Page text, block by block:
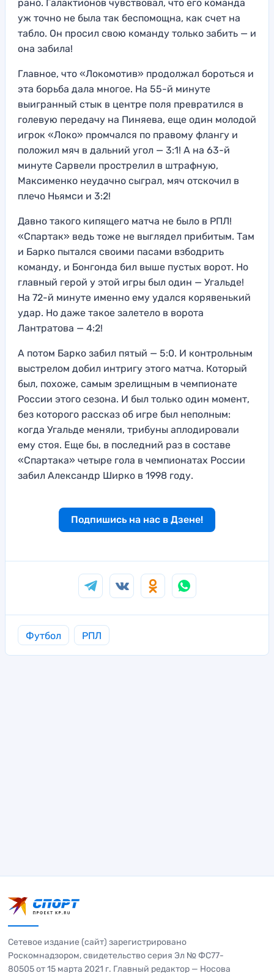
рано. Галактионов чувствовал, что его команда
уж точно не была так беспомощна, как счет на
табло. Он просил свою команду только забить — и
она забила!
Главное, что «Локомотив» продолжал бороться и
эта борьба дала многое. На 55-й минуте
выигранный стык в центре поля превратился в
голевую передачу на Пиняева, еще один молодой
игрок «Локо» промчался по правому флангу и
положил мяч в дальний угол — 3:1! А на 63-й
минуте Сарвели прострелил в штрафную,
Максименко неудачно сыграл, мяч отскочил в
плечо Ньямси и 3:2!
Давно такого кипящего матча не было в РПЛ!
«Спартак» ведь тоже не выглядел прибитым. Там
и Барко пытался своими пасами взбодрить
команду, и Бонгонда бил выше пустых ворот. Но
главный герой у этой игры был один — Угальде!
На 72-й минуте именно ему удался корявенький
удар. Но даже такое залетело в ворота
Лантратова — 4:2!
А потом Барко забил пятый — 5:0. И контрольным
выстрелом добил интригу этого матча. Который
был, похоже, самым зрелищным в чемпионате
России этого сезона. И был только один момент,
без которого рассказ об игре был неполным:
когда Угальде меняли, трибуны аплодировали
ему стоя. Еще бы, в последний раз в составе
«Спартака» четыре гола в чемпионатах России
забил Александр Ширко в 1998 году.
Подпишись на нас в Дзене!
Футбол РПЛ
Сетевое издание (сайт) зарегистрировано
Роскомнадзором, свидетельство серия Эл № ФС77-
80505 от 15 марта 2021 г. Главный редактор — Носова